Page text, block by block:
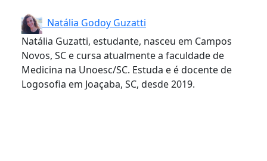
Natália Godoy Guzatti
Natália Guzatti, estudante, nasceu em Campos
Novos, SC e cursa atualmente a faculdade de
Medicina na Unoesc/SC. Estuda e é docente de
Logosofia em Joaçaba, SC, desde 2019.